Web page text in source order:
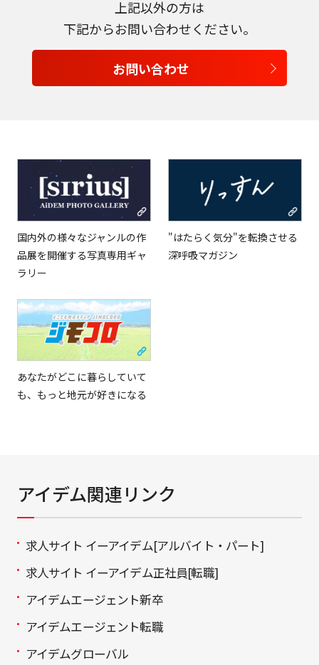
日本語
上記以外の方は
下記からお問い合わせください。
お問い合わせ
国内外の様々なジャンルの作
品展を開催する写真専用ギャ
ラリー
"はたらく気分"を転換させる
深呼吸マガジン
あなたがどこに暮らしていて
も、もっと地元が好きになる
アイデム関連リンク
求人サイト イーアイデム[アルバイト・パート]
求人サイト イーアイデム正社員[転職]
アイデムエージェント新卒
アイデムエージェント転職
アイデムグローバル